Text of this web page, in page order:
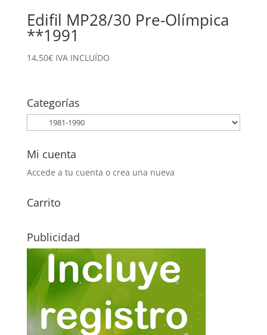
Edifil MP28/30 Pre-Olímpica
**1991
14,50€ IVA INCLUÍDO
Categorías
Mi cuenta
Accede a tu cuenta o crea una nueva
Carrito
Publicidad